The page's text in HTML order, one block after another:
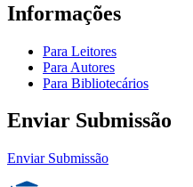
Informações
Para Leitores
Para Autores
Para Bibliotecários
Enviar Submissão
Enviar Submissão